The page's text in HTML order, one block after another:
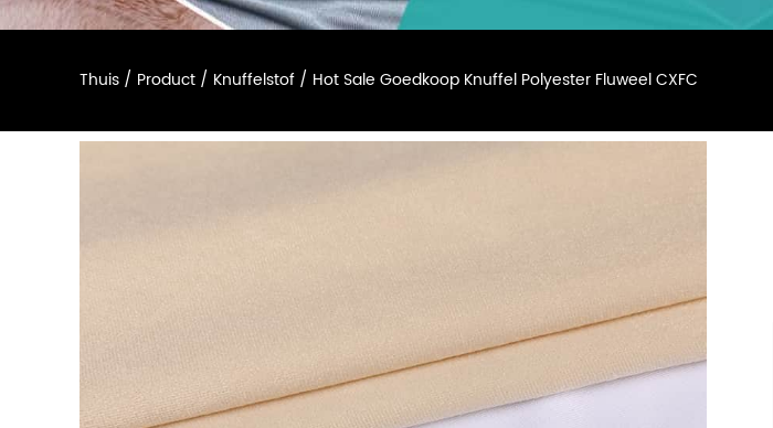
Thuis / Product / Knuffelstof / Hot Sale Goedkoop Knuffel Polyester Fluweel CXFC